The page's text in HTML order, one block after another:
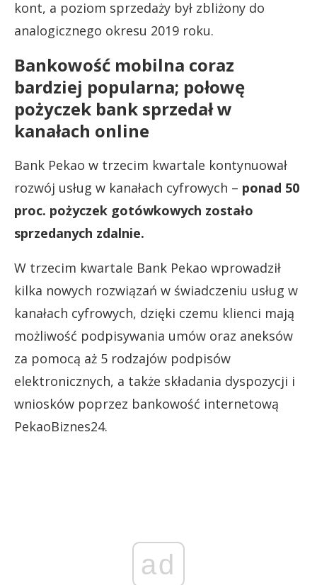
kont, a poziom sprzedaży był zbliżony do
analogicznego okresu 2019 roku.
Bankowość mobilna coraz
bardziej popularna; połowę
pożyczek bank sprzedał w
kanałach online
Bank Pekao w trzecim kwartale kontynuował
rozwój usług w kanałach cyfrowych – ponad 50
proc. pożyczek gotówkowych zostało
sprzedanych zdalnie.
W trzecim kwartale Bank Pekao wprowadził
kilka nowych rozwiązań w świadczeniu usług w
kanałach cyfrowych, dzięki czemu klienci mają
możliwość podpisywania umów oraz aneksów
za pomocą aż 5 rodzajów podpisów
elektronicznych, a także składania dyspozycji i
wniosków poprzez bankowość internetową
PekaoBiznes24.
ad